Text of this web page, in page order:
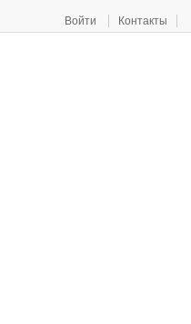
Войти Контакты